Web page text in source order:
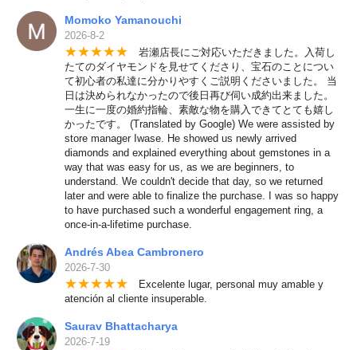
Momoko Yamanouchi
2026-8-2
★★★★★ 岩瀬店長にご対応いただきました。入荷し
たてのダイヤモンドを見せてくださり、宝石のことについ
て初心者の私達に分かりやすくご説明くださいました。 当
日は決められなかったので後日再び伺い成約出来ました。
一生に一度の婚約指輪、素敵な物を購入できてとても嬉し
かったです。 (Translated by Google) We were assisted by
store manager Iwase. He showed us newly arrived
diamonds and explained everything about gemstones in a
way that was easy for us, as we are beginners, to
understand. We couldn't decide that day, so we returned
later and were able to finalize the purchase. I was so happy
to have purchased such a wonderful engagement ring, a
once-in-a-lifetime purchase.
Andrés Abea Cambronero
2026-7-30
★★★★★ Excelente lugar, personal muy amable y
atención al cliente insuperable.
Saurav Bhattacharya
2026-7-19